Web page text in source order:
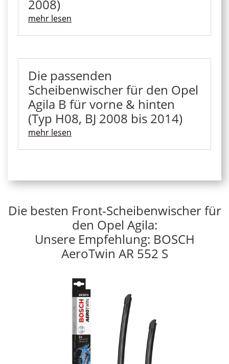
2008)
mehr lesen
Die passenden
Scheibenwischer für den Opel
Agila B für vorne & hinten
(Typ H08, BJ 2008 bis 2014)
mehr lesen
Die besten Front-Scheibenwischer für
den Opel Agila:
Unsere Empfehlung: BOSCH
AeroTwin AR 552 S